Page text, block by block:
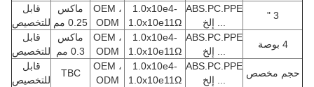
3 "
ABS.PC.PPE
... إلخ
1.0x10e4-
1.0x10e11Ω
OEM ،
ODM
ماكس
0.25 مم
قابل
للتخصيص
4 بوصة
ABS.PC.PPE
... إلخ
1.0x10e4-
1.0x10e11Ω
OEM ،
ODM
ماكس
0.3 مم
قابل
للتخصيص
حجم مخصص
ABS.PC.PPE
... إلخ
1.0x10e4-
1.0x10e11Ω
OEM ،
ODM
TBC
قابل
للتخصيص